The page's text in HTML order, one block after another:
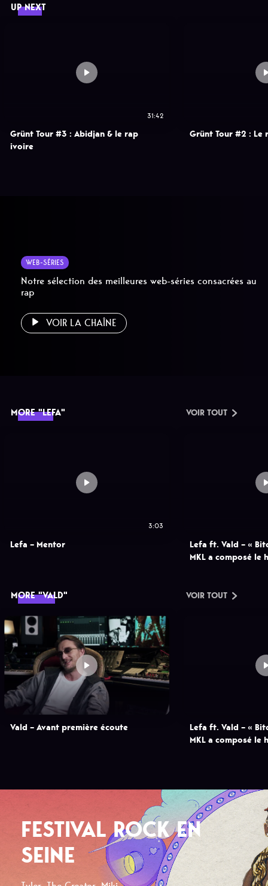
UP NEXT
31:42
Grünt Tour #3 : Abidjan & le rap
ivoire
Grünt Tour #2 : Le
WEB-SÉRIES
Notre sélection des meilleures web-séries consacrées au
rap
VOIR LA CHAÎNE
MORE "LEFA" VOIR TOUT
3:03
Lefa – Mentor
Lefa ft. Vald – «
MKL a composé le
MORE "VALD" VOIR TOUT
Vald – Avant première écoute
Lefa ft. Vald – «
MKL a composé le
FESTIVAL ROCK EN
SEINE